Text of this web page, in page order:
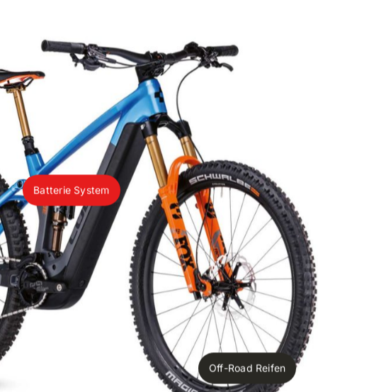
Batterie System
Off-Road Reifen